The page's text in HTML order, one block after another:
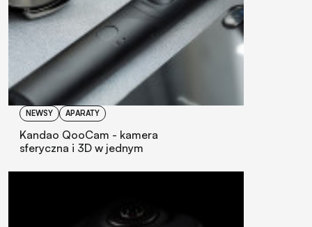
NEWSY APARATY
Kandao QooCam - kamera
sferyczna i 3D w jednym